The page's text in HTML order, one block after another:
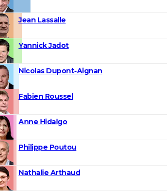
Jean Lassalle
Yannick Jadot
Nicolas Dupont-Aignan
Fabien Roussel
Anne Hidalgo
Philippe Poutou
Nathalie Arthaud